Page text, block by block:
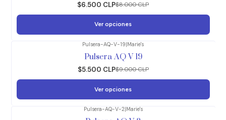
$6.500 CLP$8.000 CLP
Ver opciones
Pulsera-AQ-V-19|Marie's
Pulsera AQ V 19
$5.500 CLP$9.000 CLP
Ver opciones
Pulsera-AQ-V-2| Marie's